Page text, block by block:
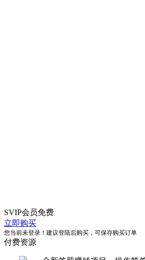
SVIP会员免费
立即购买
您当前未登录！建议登陆后购买，可保存购买订单
付费资源